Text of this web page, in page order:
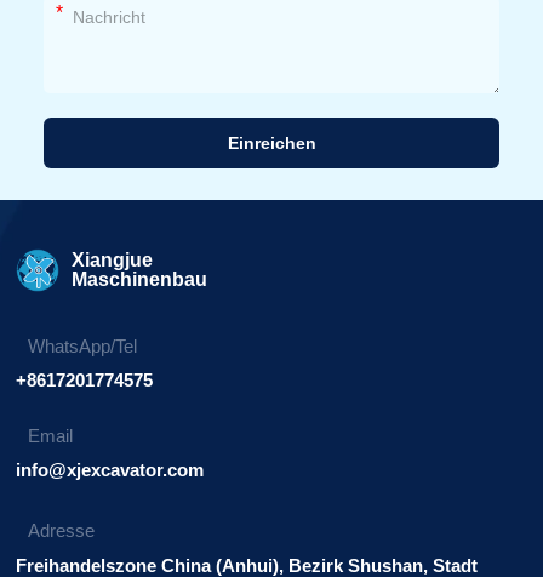
*
Einreichen
Xiangjue
Maschinenbau
WhatsApp/Tel
+8617201774575
Email
info@xjexcavator.com
Adresse
Freihandelszone China (Anhui), Bezirk Shushan, Stadt